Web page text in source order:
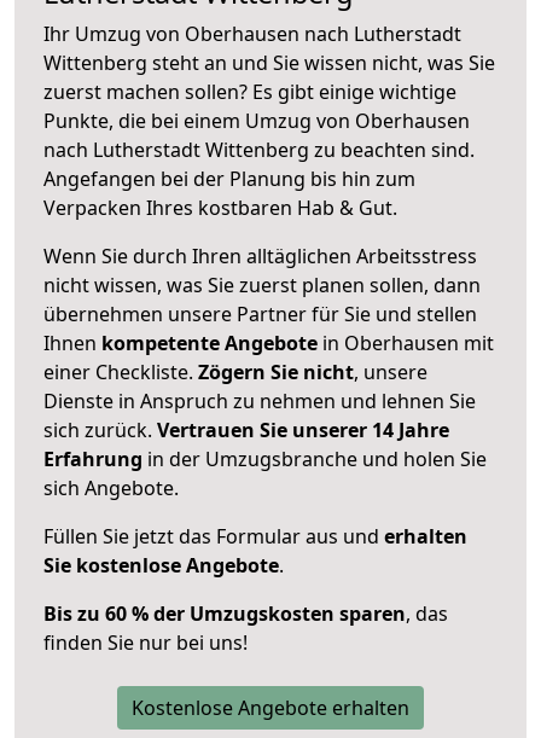
Ihr Umzug von Oberhausen nach Lutherstadt
Wittenberg steht an und Sie wissen nicht, was Sie
zuerst machen sollen? Es gibt einige wichtige
Punkte, die bei einem Umzug von Oberhausen
nach Lutherstadt Wittenberg zu beachten sind.
Angefangen bei der Planung bis hin zum
Verpacken Ihres kostbaren Hab & Gut.
Wenn Sie durch Ihren alltäglichen Arbeitsstress
nicht wissen, was Sie zuerst planen sollen, dann
übernehmen unsere Partner für Sie und stellen
Ihnen kompetente Angebote in Oberhausen mit
einer Checkliste. Zögern Sie nicht, unsere
Dienste in Anspruch zu nehmen und lehnen Sie
sich zurück. Vertrauen Sie unserer 14 Jahre
Erfahrung in der Umzugsbranche und holen Sie
sich Angebote.
Füllen Sie jetzt das Formular aus und erhalten
Sie kostenlose Angebote.
Bis zu 60 % der Umzugskosten sparen, das
finden Sie nur bei uns!
Kostenlose Angebote erhalten